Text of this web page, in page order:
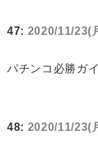
47: 2020/11/23(
パチンコ必勝ガ
48: 2020/11/23(